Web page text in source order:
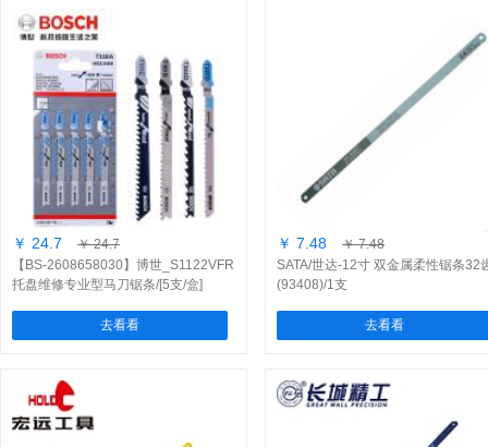
￥ 24.7
￥ 24.7
【BS-2608658030】博世_S1122VFR
托盘维修专业型马刀锯条/[5支/盒]
去看看
￥ 7.48
￥ 7.48
SATA/世达-12寸 双金属柔性锯条32
(93408)/1支
去看看